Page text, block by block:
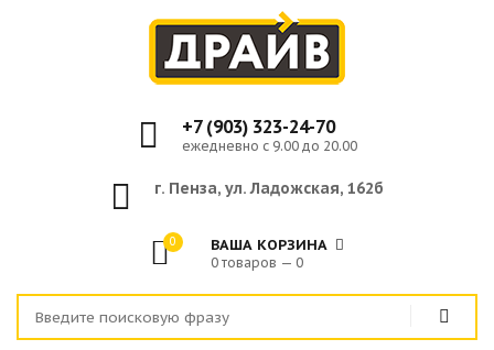
+7 (903) 323-24-70
ежедневно с 9.00 до 20.00
г. Пенза, ул. Ладожская, 162б
0 ВАША КОРЗИНА
0 товаров — 0